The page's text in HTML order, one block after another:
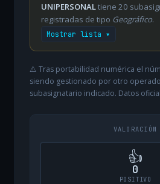
UNIPERSONALtiene 20
registradas de tipo Geográfico.
Mostrar lista ▾
⚠️ Tras portabilidad numérica el
siendo gestionado por otro
subasignatario indicado. Datos
VALORACIÓN
👍
0
POSITIVO